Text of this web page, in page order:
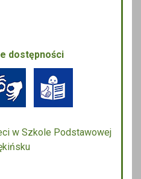
dostępności
w Szkole Podstawowej